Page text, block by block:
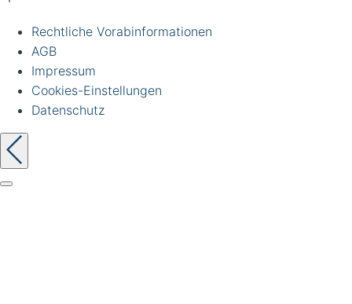
Rechtliche Vorabinformationen
AGB
Impressum
Cookies-Einstellungen
Datenschutz